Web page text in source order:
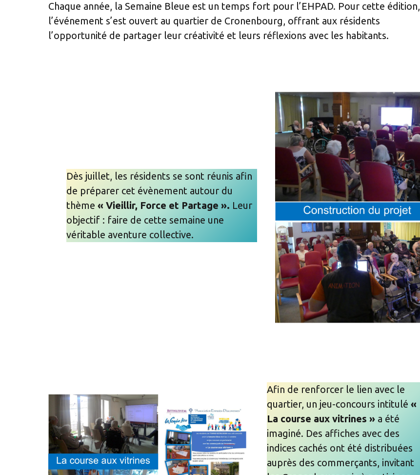
AUTONOMIE
BETHLEHEM
Chaque année, la Semaine Bleue est un temps fort pour l’EHPAD. Pour cette édition,
l’événement s’est ouvert au quartier de Cronenbourg, offrant aux résidents
l’opportunité de partager leur créativité et leurs réflexions avec les habitants.
Dès juillet, les résidents se sont réunis afin
de préparer cet évènement autour du
thème« Vieillir, Force et Partage ». Leur
objectif : faire de cette semaine une
véritable aventure collective.
Afin de renforcer le lien avec le
quartier, un jeu-concours intitulé «
La course aux vitrines »a été
imaginé. Des affiches avec des
indices cachés ont été distribuées
auprès des commerçants, invitant